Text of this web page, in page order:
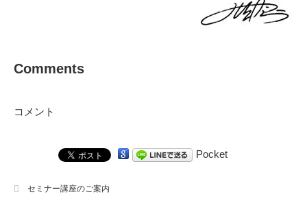
Comments
コメント
Pocket
セミナー講座のご案内